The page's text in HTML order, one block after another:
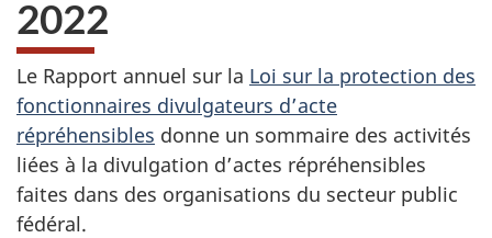
2022
Le Rapport annuel sur la Loi sur la protection des
fonctionnaires divulgateurs d’acte
répréhensibles donne un sommaire des activités
liées à la divulgation d’actes répréhensibles
faites dans des organisations du secteur public
fédéral.